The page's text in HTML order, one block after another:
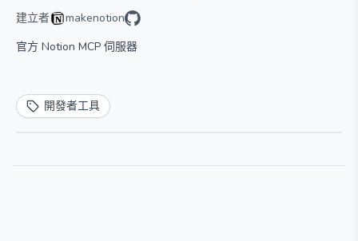
建立者
makenotion
官方 Notion MCP 伺服器
開發者工具